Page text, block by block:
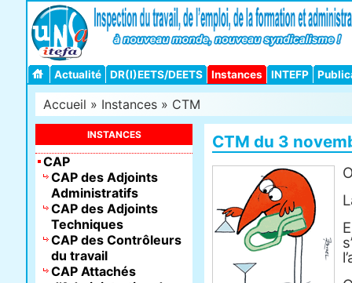
Actualité DR(I)EETS/DEETS Instances INTEFP
Accueil » Instances » CTM
CTM du 3
INSTANCES
CAP
CAP des Adjoints
Administratifs
CAP des Adjoints
Techniques
CAP des Contrôleurs
du travail
CAP Attachés